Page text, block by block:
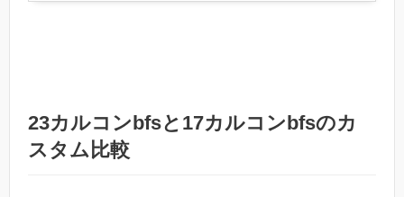
23カルコンbfsと17カルコンbfsのカ
スタム比較